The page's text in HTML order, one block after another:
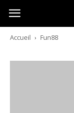
Australia-
australie.com
Accueil Fun88